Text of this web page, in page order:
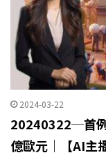
2024-03-22
20240322─首
億歐元｜【AI主